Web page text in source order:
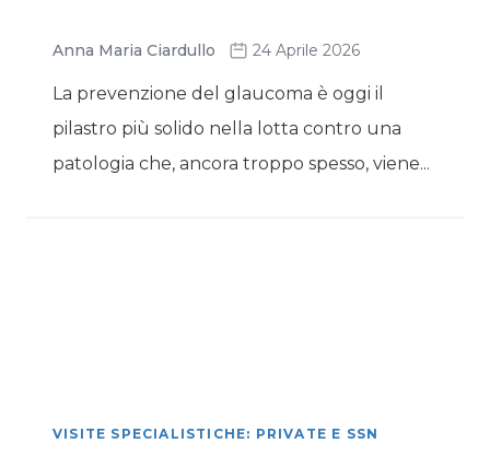
Anna Maria Ciardullo 24 Aprile 2026
La prevenzione del glaucoma è oggi il
pilastro più solido nella lotta contro una
patologia che, ancora troppo spesso, viene...
VISITE SPECIALISTICHE: PRIVATE E SSN